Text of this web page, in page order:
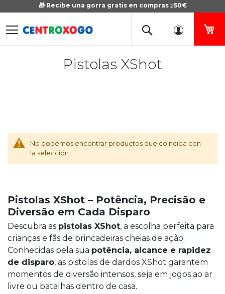
🎁 Recibe una gorra gratis en compras ≥50€
Ir
Pistolas XShot
No podemos encontrar productos que coincida con
la selección.
Pistolas XShot – Potência, Precisão e
Diversão em Cada Disparo
Descubra as pistolas XShot, a escolha perfeita para
crianças e fãs de brincadeiras cheias de ação.
Conhecidas pela sua potência, alcance e rapidez
de disparo, as pistolas de dardos XShot garantem
momentos de diversão intensos, seja em jogos ao ar
livre ou batalhas dentro de casa.